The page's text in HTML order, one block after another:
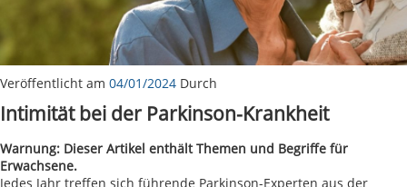
Veröffentlicht am 04/01/2024 Durch
Intimität bei der Parkinson-Krankheit
Warnung: Dieser Artikel enthält Themen und Begriffe für
Erwachsene.
Jedes Jahr treffen sich führende Parkinson-Experten aus der